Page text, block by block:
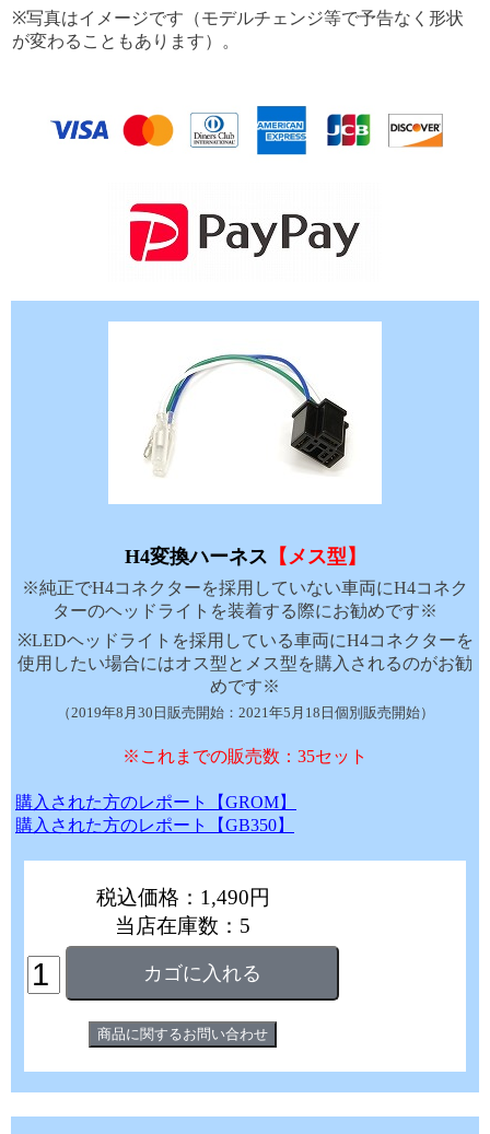
※写真はイメージです（モデルチェンジ等で予告なく形状
が変わることもあります）。
H4変換ハーネス 【メス型】
※純正でH4コネクターを採用していない車両にH4コネク
ターのヘッドライトを装着する際にお勧めです※
※LEDヘッドライトを採用している車両にH4コネクターを
使用したい場合にはオス型とメス型を購入されるのがお勧
めです※
（2019年8月30日販売開始：2021年5月18日個別販売開始）
※これまでの販売数：35セット
購入された方のレポート【GROM】
購入された方のレポート【GB350】
税込価格：1,490円
当店在庫数：5